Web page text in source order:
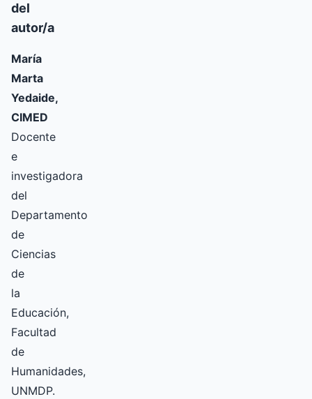
del
autor/a
María
Marta
Yedaide,
CIMED
Docente
e
investigadora
del
Departamento
de
Ciencias
de
la
Educación,
Facultad
de
Humanidades,
UNMDP.